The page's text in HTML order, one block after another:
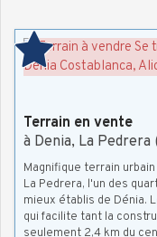
Terrain en vente
à Denia, La Pedrera
Magnifique terrain
La Pedrera, l'un des
mieux établis de Dénia.
qui facilite tant la
seulement 2,4 km du